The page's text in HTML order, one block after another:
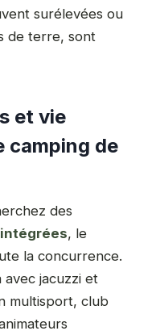
surélevées ou
de terre, sont
et vie
camping de
des
, le
la concurrence.
avec jacuzzi et
multisport, club